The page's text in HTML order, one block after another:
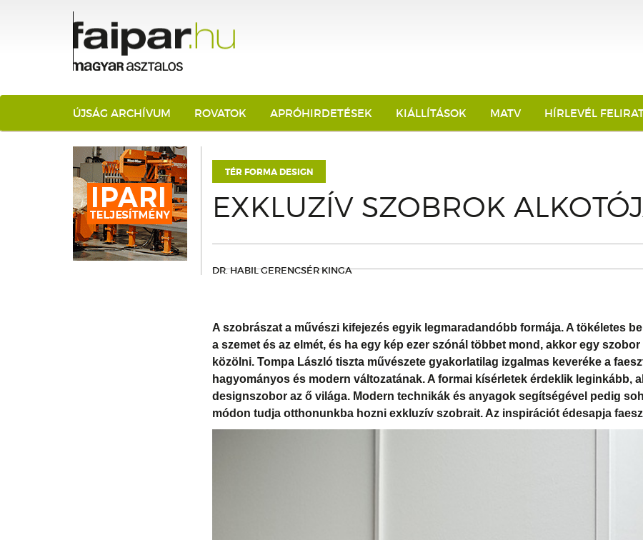
ÚJSÁG ARCHÍVUM ROVATOK APRÓHIRDETÉSEK KIÁLLÍTÁSOK MATV HÍRLEVÉL
TÉR FORMA DESIGN
EXKLUZÍV SZOBROK
DR. HABIL GERENCSÉR KINGA
A szobrászat a művészi kifejezés egyik legmaradandóbb formája. A tökéletes
a szemet és az elmét, és ha egy kép ezer szónál többet mond, akkor egy
közölni. Tompa László tiszta művészete gyakorlatilag izgalmas keveréke a
hagyományos és modern változatának. A formai kísérletek érdeklik leginkább,
designszobor az ő világa. Modern technikák és anyagok segítségével pedig
módon tudja otthonunkba hozni exkluzív szobrait. Az inspirációt édesapja